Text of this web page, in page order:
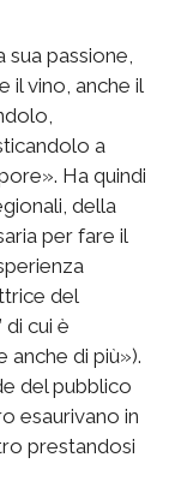
passione,
il vino, anche il
a
Ha quindi
della
per fare il
del
di cui è
anche di più»).
del pubblico
esaurivano in
prestandosi